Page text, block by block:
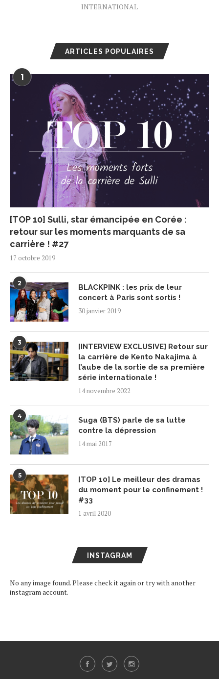
INTERNATIONAL
ARTICLES POPULAIRES
1
[TOP 10] Sulli, star émancipée en Corée :
retour sur les moments marquants de sa
carrière ! #27
17 octobre 2019
2
BLACKPINK : les prix de leur
concert à Paris sont sortis !
30 janvier 2019
3
[INTERVIEW EXCLUSIVE] Retour sur
la carrière de Kento Nakajima à
l’aube de la sortie de sa première
série internationale !
14 novembre 2022
4
Suga (BTS) parle de sa lutte
contre la dépression
14 mai 2017
5
[TOP 10] Le meilleur des dramas
du moment pour le confinement !
#33
1 avril 2020
INSTAGRAM
No any image found. Please check it again or try with another
instagram account.